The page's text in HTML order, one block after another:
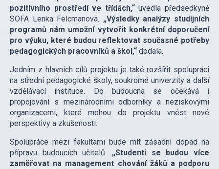
pozitivního prostředí ve třídách,“uvedla předsedkyně
SOFA Lenka Felcmanová. „Výsledky analýzy studijních
programů nám umožní vytvořit konkrétní doporučení
pro výuku, které budou reflektovat současné potřeby
pedagogických pracovníků a škol,“ dodala.
Jedním z hlavních cílů projektu je také rozšířit spolupráci
na střední pedagogické školy, soukromé univerzity a další
vzdělávací instituce. Do budoucna se očekává i
propojování s mezinárodními odborníky a neziskovými
organizacemi, které mohou do projektu vnést nové
perspektivy a zkušenosti.
Spolupráce mezi fakultami bude mít zásadní dopad na
přípravu budoucích učitelů. „Studenti se budou více
zaměřovat na management chování žáků a podporu